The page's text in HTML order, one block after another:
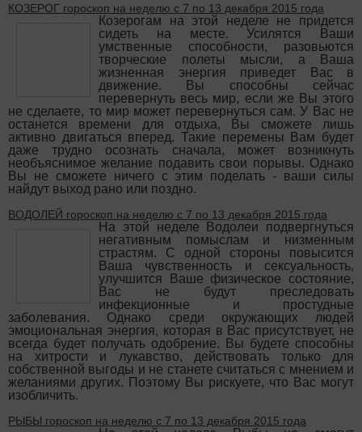
КОЗЕРОГ гороскоп на неделю с 7 по 13 декабря 2015 года
Козерогам на этой неделе не придется
сидеть на месте. Усилятся Ваши
умственные способности, разовьются
творческие полеты мысли, а Ваша
жизненная энергия приведет Вас в
движение. Вы способны сейчас
перевернуть весь мир, если же Вы этого
не сделаете, то мир может перевернуться сам. У Вас не
останется времени для отдыха, Вы сможете лишь
активно двигаться вперед. Такие перемены Вам будет
даже трудно осознать сначала, может возникнуть
необъяснимое желание подавить свои порывы. Однако
Вы не сможете ничего с этим поделать - ваши силы
найдут выход рано или поздно.
ВОДОЛЕЙ гороскоп на неделю с 7 по 13 декабря 2015 года
На этой неделе Водолеи подвергнуться
негативным помыслам и низменным
страстям. С одной стороны повысится
Ваша чувственность и сексуальность,
улучшится Ваше физическое состояние,
Вас не будут преследовать
инфекционные и простудные
заболевания. Однако среди окружающих людей
эмоциональная энергия, которая в Вас присутствует, не
всегда будет получать одобрение. Вы будете способны
на хитрости и лукавство, действовать только для
собственной выгоды и не станете считаться с мнением и
желаниями других. Поэтому Вы рискуете, что Вас могут
изобличить.
РЫБЫ гороскоп на неделю с 7 по 13 декабря 2015 года